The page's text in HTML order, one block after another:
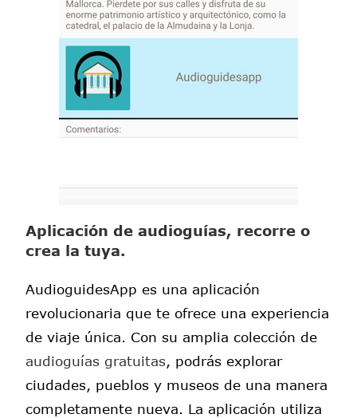
Aplicación de audioguías, recorre o
crea la tuya.
AudioguidesApp es una aplicación
revolucionaria que te ofrece una experiencia
de viaje única. Con su amplia colección de
audioguías gratuitas , podrás explorar
ciudades, pueblos y museos de una manera
completamente nueva. La aplicación utiliza